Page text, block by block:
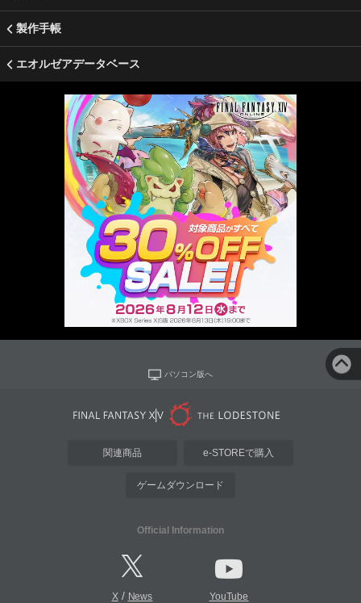
製作手帳
エオルゼアデータベース
パソコン版へ
関連商品 e-STOREで購入
ゲームダウンロード
Official Information
X/ News YouTube